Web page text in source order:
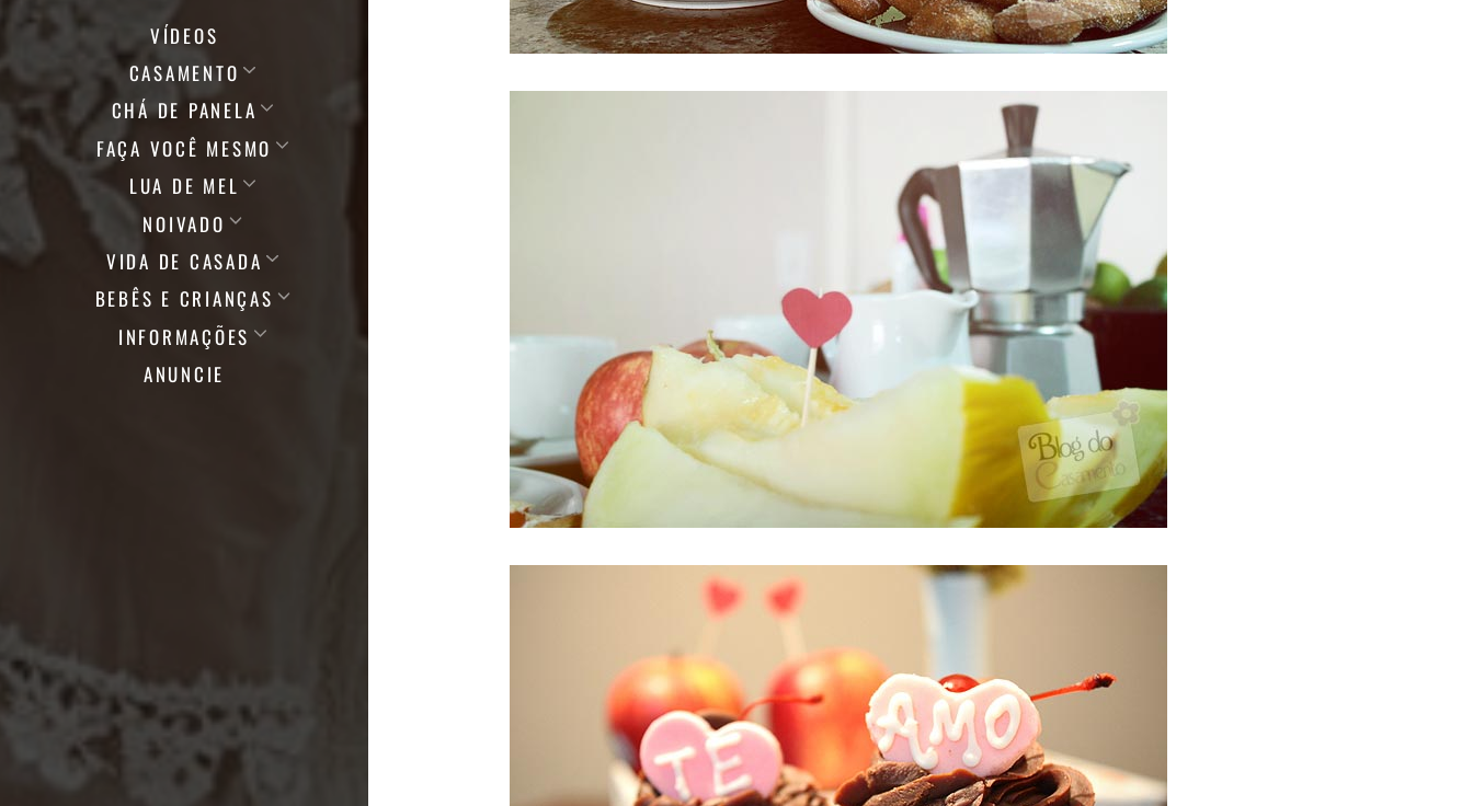
VÍDEOS
CASAMENTO
CHÁ DE PANELA
FAÇA VOCÊ MESMO
LUA DE MEL
NOIVADO
VIDA DE CASADA
BEBÊS E CRIANÇAS
INFORMAÇÕES
ANUNCIE